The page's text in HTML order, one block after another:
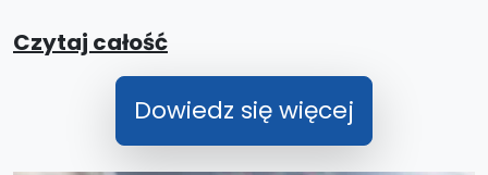
Czytaj całość
Dowiedz się więcej